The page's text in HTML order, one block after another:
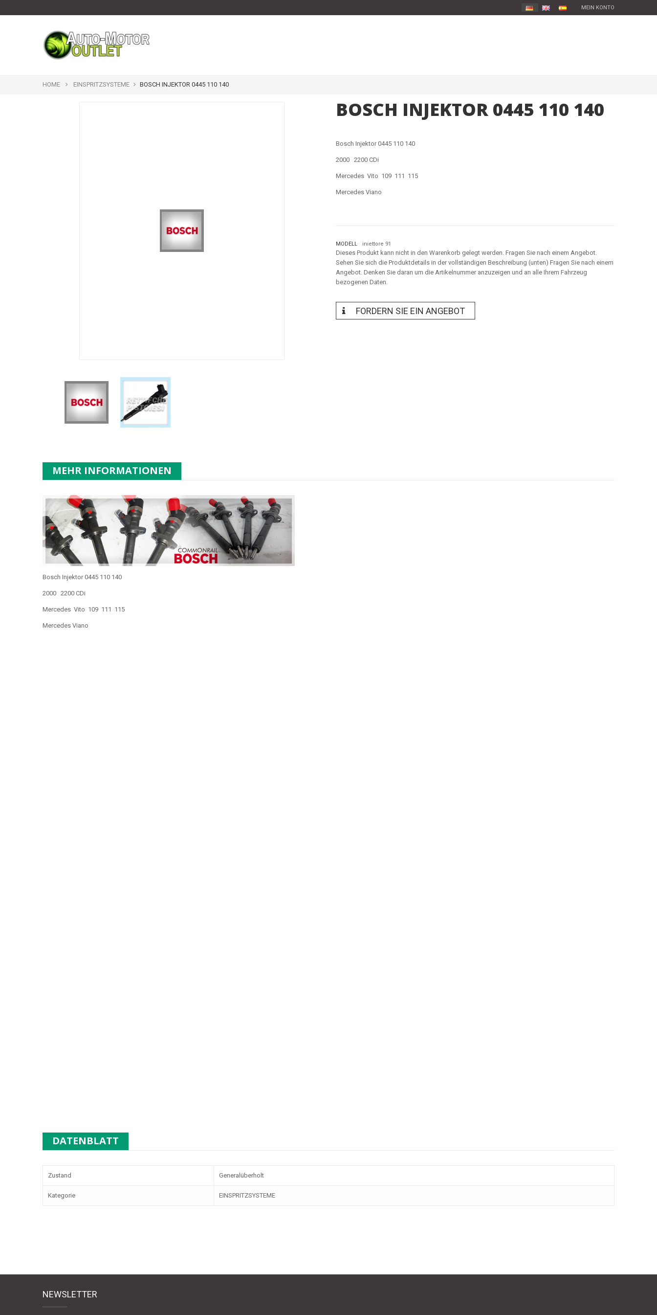
MEIN KONTO
HOME EINSPRITZSYSTEME BOSCH INJEKTOR 0445 110 140
BOSCH INJEKTOR 0445 110 140
Bosch Injektor 0445 110 140
2000 2200 CDi
Mercedes Vito 109 111 115
Mercedes Viano
MODELL iniettore 91
Dieses Produkt kann nicht in den Warenkorb gelegt werden. Fragen Sie nach einem Angebot.
Sehen Sie sich die Produktdetails in der vollständigen Beschreibung (unten) Fragen Sie nach einem
Angebot. Denken Sie daran um die Artikelnummer anzuzeigen und an alle Ihrem Fahrzeug
bezogenen Daten.
FORDERN SIE EIN ANGEBOT
MEHR INFORMATIONEN
Bosch Injektor 0445 110 140
2000 2200 CDi
Mercedes Vito 109 111 115
Mercedes Viano
DATENBLATT
Zustand Generalüberholt
Kategorie EINSPRITZSYSTEME
NEWSLETTER